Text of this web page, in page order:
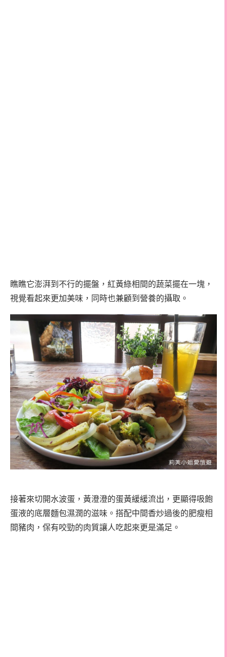
瞧瞧它澎湃到不行的擺盤，紅黃綠相間的蔬菜擺在一塊，
視覺看起來更加美味，同時也兼顧到營養的攝取。
接著來切開水波蛋，黃澄澄的蛋黃緩緩流出，更顯得吸飽
蛋液的底層麵包濕潤的滋味。搭配中間香炒過後的肥瘦相
間豬肉，保有咬勁的肉質讓人吃起來更是滿足。